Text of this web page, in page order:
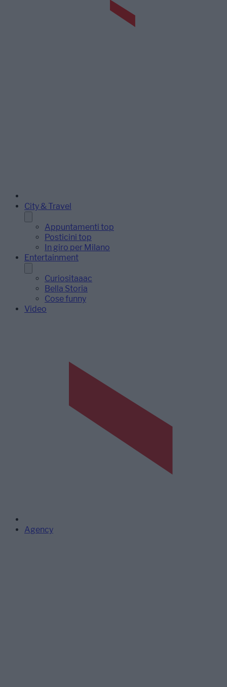
City & Travel
Appuntamenti top
Posticini top
In giro per Milano
Entertainment
Curiositaaac
Bella Storia
Cose funny
Video
Agency